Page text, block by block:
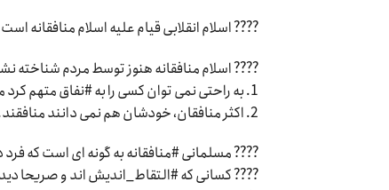
???? اسلام انقلابی قیام علیه اسلام منافقانه است
???? اسلام منافقانه هنوز توسط مردم شناخته
1. به راحتی نمی توان کسی را به #نفاق متهم کرد مگر کسی که اطلاعات زیادی داشته باشد.
2. اکثر منافقان، خودشان هم نمی دانند منافقند.
???? مسلمانی #منافقانه به گونه ای است که
???? کسانی که #التقاط_اندیش اند و صریحا